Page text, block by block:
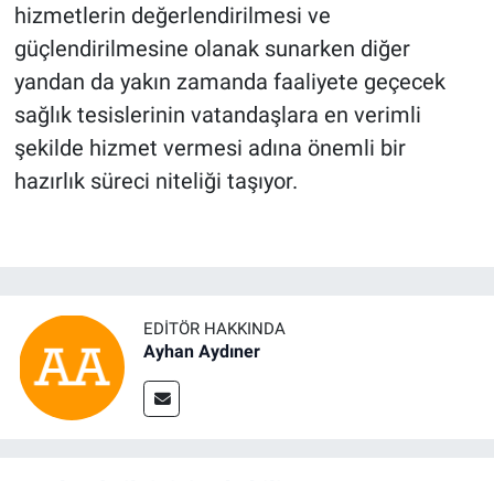
hizmetlerin değerlendirilmesi ve
güçlendirilmesine olanak sunarken diğer
yandan da yakın zamanda faaliyete geçecek
sağlık tesislerinin vatandaşlara en verimli
şekilde hizmet vermesi adına önemli bir
hazırlık süreci niteliği taşıyor.
EDITÖR HAKKINDA
Ayhan Aydıner